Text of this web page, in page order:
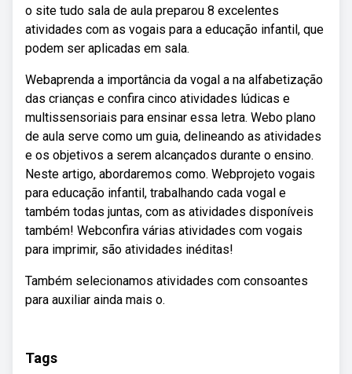
o site tudo sala de aula preparou 8 excelentes
atividades com as vogais para a educação infantil, que
podem ser aplicadas em sala.
Webaprenda a importância da vogal a na alfabetização
das crianças e confira cinco atividades lúdicas e
multissensoriais para ensinar essa letra. Webo plano
de aula serve como um guia, delineando as atividades
e os objetivos a serem alcançados durante o ensino.
Neste artigo, abordaremos como. Webprojeto vogais
para educação infantil, trabalhando cada vogal e
também todas juntas, com as atividades disponíveis
também! Webconfira várias atividades com vogais
para imprimir, são atividades inéditas!
Também selecionamos atividades com consoantes
para auxiliar ainda mais o.
Tags